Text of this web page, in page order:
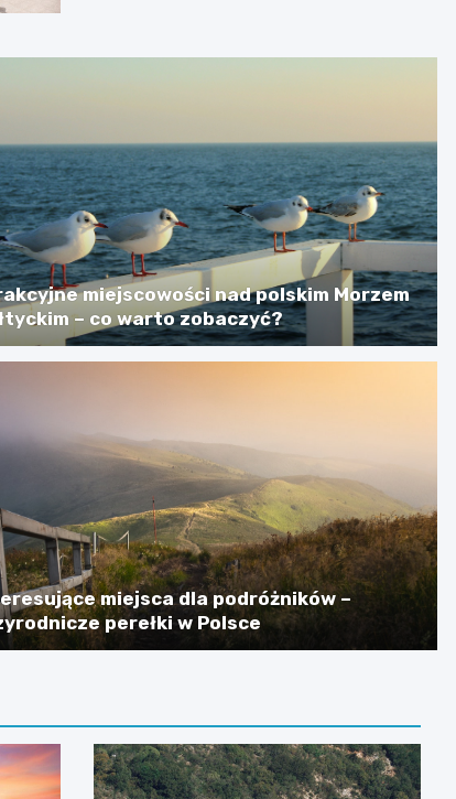
miejscowości nad polskim Morzem
– co warto zobaczyć?
miejsca dla podróżników –
perełki w Polsce